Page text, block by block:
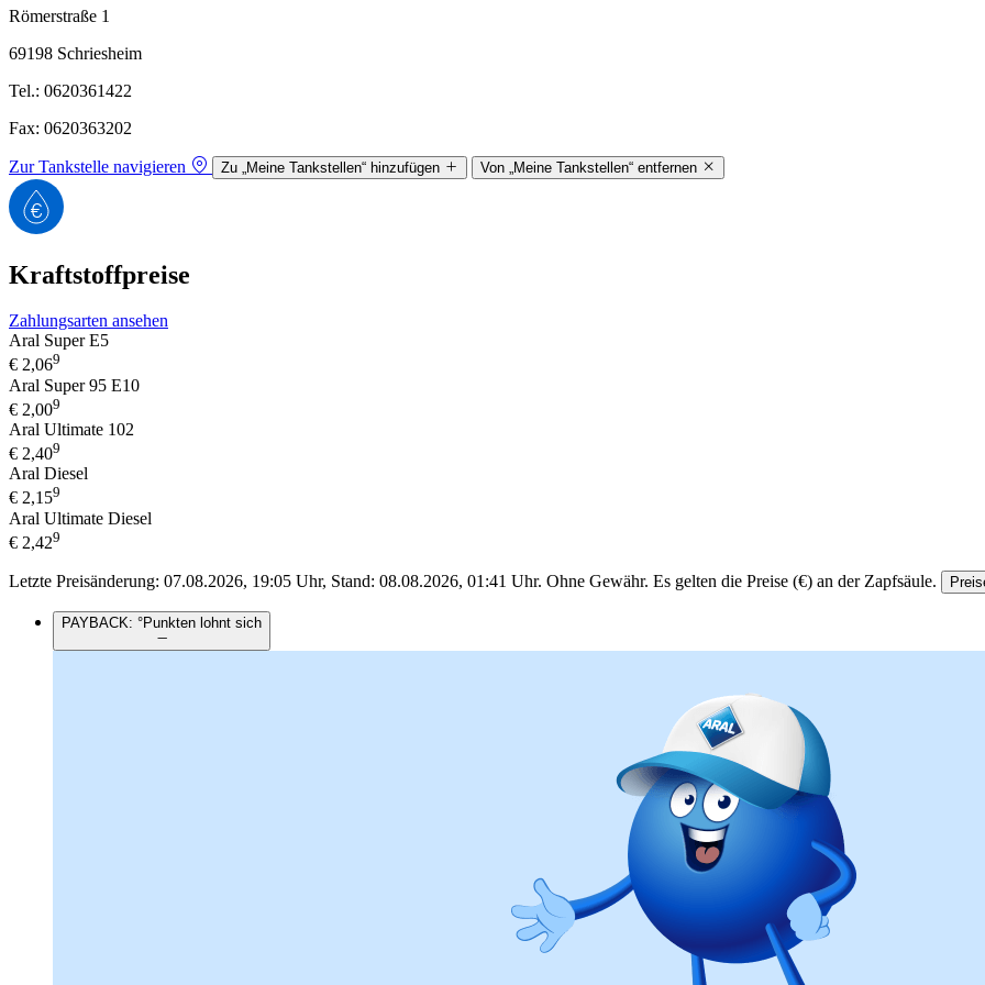
Römerstraße 1
69198 Schriesheim
Tel.: 0620361422
Fax: 0620363202
Zur Tankstelle navigieren Zu „Meine Tankstellen“ hinzufügen Von „Meine Tankstellen“ entfernen
Kraftstoffpreise
Zahlungsarten ansehen
Aral Super E5
€ 2,069
Aral Super 95 E10
€ 2,009
Aral Ultimate 102
€ 2,409
Aral Diesel
€ 2,159
Aral Ultimate Diesel
€ 2,429
Letzte Preisänderung: 07.08.2026, 19:05 Uhr, Stand: 08.08.2026, 01:41 Uhr. Ohne Gewähr. Es gelten die Preise (€) an der Zapfsäule.
PAYBACK: °Punkten lohnt sich